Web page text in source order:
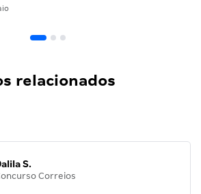
relacionados
S.
Correios